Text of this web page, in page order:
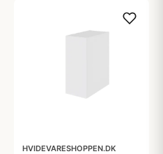
HVIDEVARESHOPPEN.DK